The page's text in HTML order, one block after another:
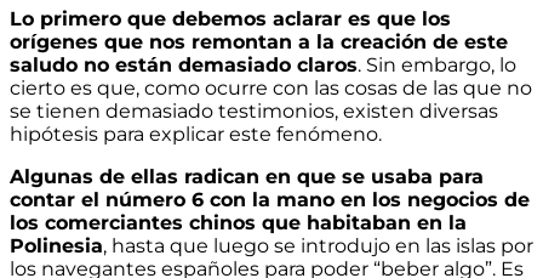
Lo primero que debemos aclarar es que los
orígenes que nos remontan a la creación de este
saludo no están demasiado claros. Sin embargo, lo
cierto es que, como ocurre con las cosas de las que no
se tienen demasiado testimonios, existen diversas
hipótesis para explicar este fenómeno.
Algunas de ellas radican en que se usaba para
contar el número 6 con la mano en los negocios de
los comerciantes chinos que habitaban en la
Polinesia, hasta que luego se introdujo en las islas por
los navegantes españoles para poder “beber algo”. Es